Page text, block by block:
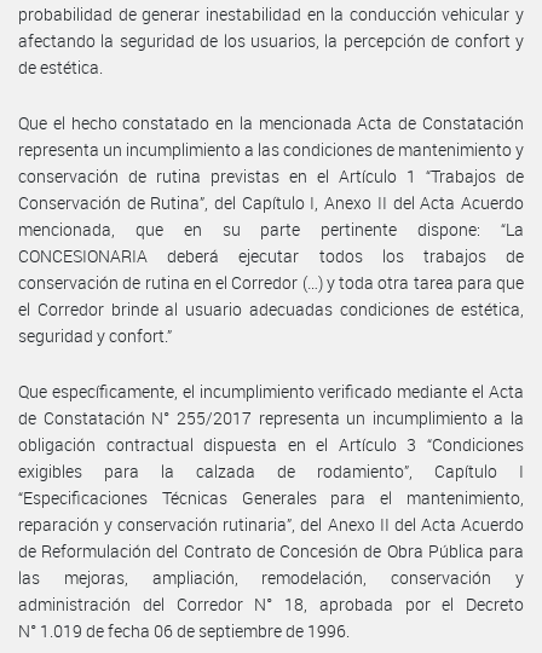
probabilidad de generar inestabilidad en la conducción vehicular y
afectando la seguridad de los usuarios, la percepción de confort y
de estética.
Que el hecho constatado en la mencionada Acta de Constatación
representa un incumplimiento a las condiciones de mantenimiento y
conservación de rutina previstas en el Artículo 1 “Trabajos de
Conservación de Rutina”, del Capítulo I, Anexo II del Acta Acuerdo
mencionada, que en su parte pertinente dispone: “La
CONCESIONARIA deberá ejecutar todos los trabajos de
conservación de rutina en el Corredor (…) y toda otra tarea para que
el Corredor brinde al usuario adecuadas condiciones de estética,
seguridad y confort.”
Que específicamente, el incumplimiento verificado mediante el Acta
de Constatación N° 255/2017 representa un incumplimiento a la
obligación contractual dispuesta en el Artículo 3 “Condiciones
exigibles para la calzada de rodamiento”, Capítulo I
“Especificaciones Técnicas Generales para el mantenimiento,
reparación y conservación rutinaria”, del Anexo II del Acta Acuerdo
de Reformulación del Contrato de Concesión de Obra Pública para
las mejoras, ampliación, remodelación, conservación y
administración del Corredor N° 18, aprobada por el Decreto
N° 1.019 de fecha 06 de septiembre de 1996.